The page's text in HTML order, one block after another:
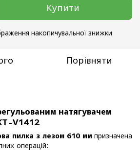
Купити
накопичувальної знижки
Порівняти
натягувачем
V1412
пилка з лезом 610 мм призначена
операцій: